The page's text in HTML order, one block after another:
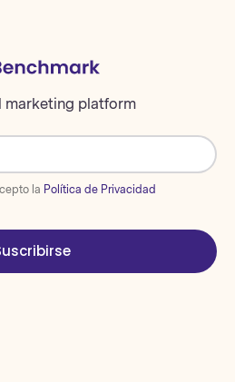
marketing platform
la Política de Privacidad